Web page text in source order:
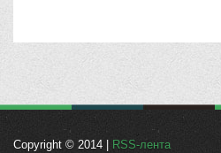
Copyright © 2014 | RSS-лента